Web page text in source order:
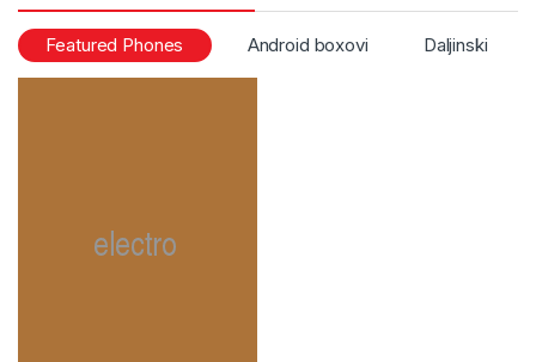
Featured Phones Android boxovi Daljinski